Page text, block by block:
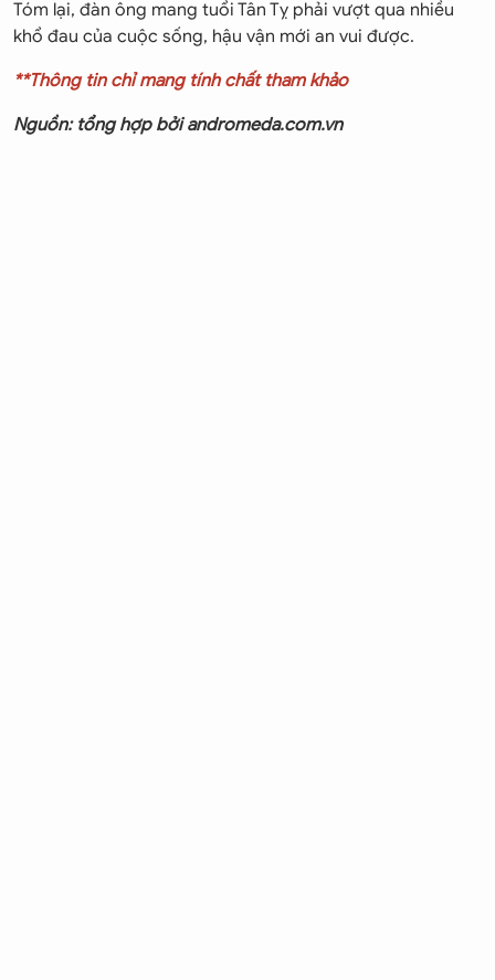
Tóm lại, đàn ông mang tuổi Tân Tỵ phải vượt qua nhiều
khổ đau của cuộc sống, hậu vận mới an vui được.
**Thông tin chỉ mang tính chất tham khảo
Nguồn: tổng hợp bởi andromeda.com.vn